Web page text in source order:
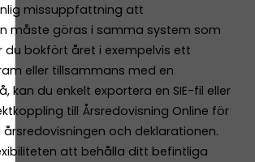
missuppfattning att
måste göras i samma system som
du bokfört året i exempelvis ett
eller tillsammans med en
kan du enkelt exportera en SIE-fil eller
till Årsredovisning Online för
och deklarationen.
att behålla ditt befintliga